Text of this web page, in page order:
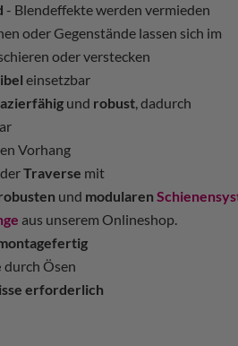
- Blendeffekte werden vermieden
oder Gegenstände lassen sich im
oder verstecken
einsetzbar
und robust, dadurch
Vorhang
Traverse mit
und modularen
aus unserem Onlineshop.
durch Ösen
erforderlich